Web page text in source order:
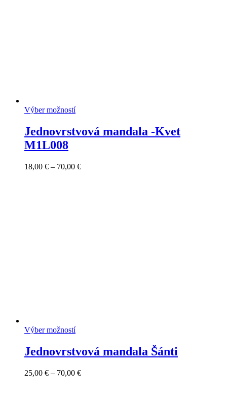
Výber možností
Jednovrstvová mandala -Kvet
M1L008
18,00 € – 70,00 €Price
Výber možností
Jednovrstvová mandala Šánti
25,00 € – 70,00 €Price